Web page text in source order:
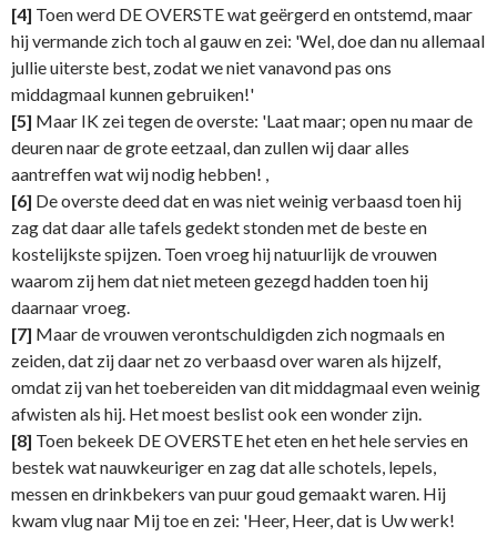
[4] Toen werd DE OVERSTE wat geërgerd en ontstemd, maar
hij vermande zich toch al gauw en zei: 'Wel, doe dan nu allemaal
jullie uiterste best, zodat we niet vanavond pas ons
middagmaal kunnen gebruiken!'
[5] Maar IK zei tegen de overste: 'Laat maar; open nu maar de
deuren naar de grote eetzaal, dan zullen wij daar alles
aantreffen wat wij nodig hebben! ,
[6] De overste deed dat en was niet weinig verbaasd toen hij
zag dat daar alle tafels gedekt stonden met de beste en
kostelijkste spijzen. Toen vroeg hij natuurlijk de vrouwen
waarom zij hem dat niet meteen gezegd hadden toen hij
daarnaar vroeg.
[7] Maar de vrouwen verontschuldigden zich nogmaals en
zeiden, dat zij daar net zo verbaasd over waren als hijzelf,
omdat zij van het toebereiden van dit middagmaal even weinig
afwisten als hij. Het moest beslist ook een wonder zijn.
[8] Toen bekeek DE OVERSTE het eten en het hele servies en
bestek wat nauwkeuriger en zag dat alle schotels, lepels,
messen en drinkbekers van puur goud gemaakt waren. Hij
kwam vlug naar Mij toe en zei: 'Heer, Heer, dat is Uw werk!